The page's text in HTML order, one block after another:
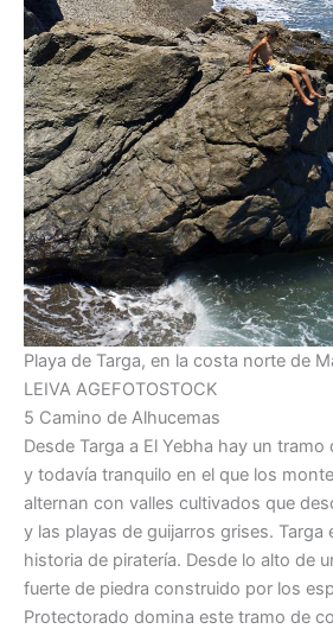
Playa de Targa, en la costa norte de
LEIVA AGEFOTOSTOCK
5 Camino de Alhucemas
Desde Targa a El Yebha hay un
y todavía tranquilo en el que los
alternan con valles cultivados que
y las playas de guijarros grises. Targa
historia de piratería. Desde lo alto de
fuerte de piedra construido por los
Protectorado domina este tramo de